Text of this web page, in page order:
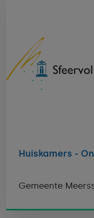
Huiskamers -
Gemeente